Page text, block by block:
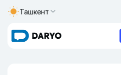
Ташкент